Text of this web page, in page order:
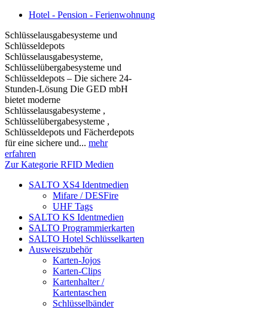
Hotel - Pension - Ferienwohnung
Schlüsselausgabesysteme und
Schlüsseldepots
Schlüsselausgabesysteme,
Schlüsselübergabesysteme und
Schlüsseldepots – Die sichere 24-
Stunden-Lösung Die GED mbH
bietet moderne
Schlüsselausgabesysteme ,
Schlüsselübergabesysteme ,
Schlüsseldepots und Fächerdepots
für eine sichere und... mehr
erfahren
Zur Kategorie RFID Medien
SALTO XS4 Identmedien
Mifare / DESFire
UHF Tags
SALTO KS Identmedien
SALTO Programmierkarten
SALTO Hotel Schlüsselkarten
Ausweiszubehör
Karten-Jojos
Karten-Clips
Kartenhalter /
Kartentaschen
Schlüsselbänder